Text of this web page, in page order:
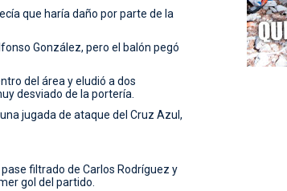
que haría daño por parte de la
González, pero el balón pegó
del área y eludió a dos
desviado de la portería.
jugada de ataque del Cruz Azul,
filtrado de Carlos Rodríguez y
gol del partido.